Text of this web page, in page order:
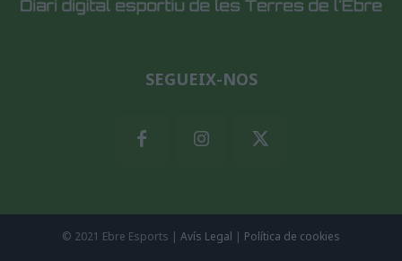
SEGUEIX-NOS
© 2021 Ebre Esports | Avís Legal | Política de cookies